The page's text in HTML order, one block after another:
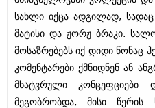
სახლი იქცა ადგილად,
მატისი და ჟორჟ ბრაკი.
მოსაზრებებს იქ დიდი წონაც
კომენტარები ქმნიდნენ ან
მხატვრული კონცეფციები
მეგობრობდა, მისი წერის